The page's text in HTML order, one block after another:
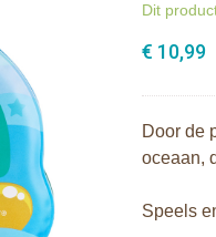
Dit
€ 10,99
Door de
oceaan,
Speels